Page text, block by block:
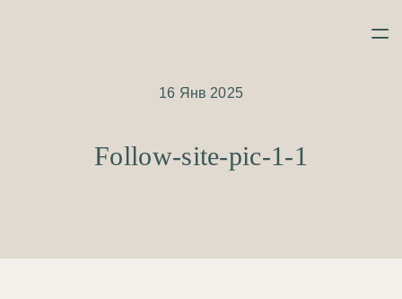
16 Янв 2025
Follow-site-pic-1-1